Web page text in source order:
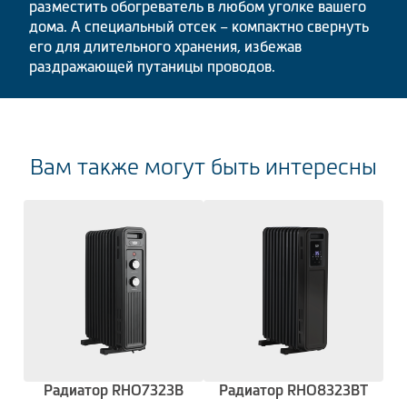
разместить обогреватель в любом уголке вашего
дома. А специальный отсек – компактно свернуть
его для длительного хранения, избежав
раздражающей путаницы проводов.
Вам также могут быть интересны
Радиатор RHO7323B Радиатор RHO8323BT